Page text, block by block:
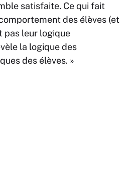
satisfaite. Ce qui fait
des élèves (et
pas leur logique
la logique des
des élèves. »